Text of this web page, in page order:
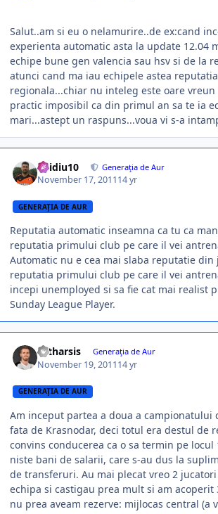
Salut..am si eu o nelamurire..de ex:cand
experienta automatic asta la update 12.04
echipe bune gen valencia sau hsv si de la
atunci cand ma iau echipele astea
regionala...chiar nu inteleg este oare
practic imposibil ca din primul an sa te ia
mari...astept un raspuns...voua vi s-a
ovidiu10 Generaţia de Aur
November 17, 201114 yr
GENERAŢIA DE AUR
Reputatia automatic inseamna ca tu ca
reputatia primului club pe care il vei
Automatic nu e cea mai slaba reputatie din
reputatia primului club pe care il vei
incepi unemployed si sa fie cat mai realist
Sunday League Player.
catharsis Generaţia de Aur
November 19, 201114 yr
GENERAŢIA DE AUR
Am inceput partea a doua a campionatului
fata de Krasnodar, deci totul era destul de
convins conducerea ca o sa termin pe
niste bani de salarii, care s-au dus la
de transferuri. Au mai plecat vreo 2
echipa si castigau prea mult si am acoperit
nu prea aveam rezerve: mijlocas central (a